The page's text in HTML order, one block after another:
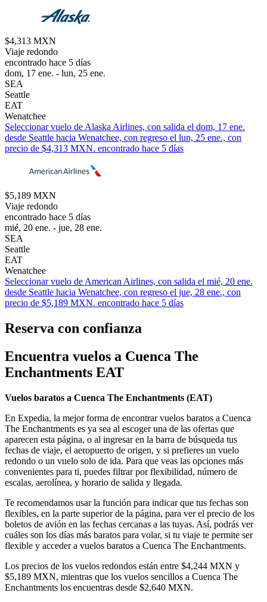
$4,313 MXN
Viaje redondo
encontrado hace 5 días
dom, 17 ene. - lun, 25 ene.
SEA
Seattle
EAT
Wenatchee
Seleccionar vuelo de Alaska Airlines, con salida el dom, 17 ene.
desde Seattle hacia Wenatchee, con regreso el lun, 25 ene., con
precio de $4,313 MXN. encontrado hace 5 días
$5,189 MXN
Viaje redondo
encontrado hace 5 días
mié, 20 ene. - jue, 28 ene.
SEA
Seattle
EAT
Wenatchee
Seleccionar vuelo de American Airlines, con salida el mié, 20 ene.
desde Seattle hacia Wenatchee, con regreso el jue, 28 ene., con
precio de $5,189 MXN. encontrado hace 5 días
Reserva con confianza
Encuentra vuelos a Cuenca The
Enchantments EAT
Vuelos baratos a Cuenca The Enchantments (EAT)
En Expedia, la mejor forma de encontrar vuelos baratos a Cuenca
The Enchantments es ya sea al escoger una de las ofertas que
aparecen esta página, o al ingresar en la barra de búsqueda tus
fechas de viaje, el aeropuerto de origen, y si prefieres un vuelo
redondo o un vuelo solo de ida. Para que veas las opciones más
convenientes para ti, puedes filtrar por flexibilidad, número de
escalas, aerolínea, y horario de salida y llegada.
Te recomendamos usar la función para indicar que tus fechas son
flexibles, en la parte superior de la página, para ver el precio de los
boletos de avión en las fechas cercanas a las tuyas. Así, podrás ver
cuáles son los días más baratos para volar, si tu viaje te permite ser
flexible y acceder a vuelos baratos a Cuenca The Enchantments.
Los precios de los vuelos redondos están entre $4,244 MXN y
$5,189 MXN, mientras que los vuelos sencillos a Cuenca The
Enchantments los encuentras desde $2,640 MXN.